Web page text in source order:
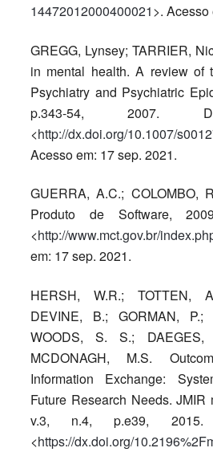
14472012000400021>. Acesso
GREGG, Lynsey; TARRIER,
in mental health. A review of
Psychiatry and Psychiatric
p.343-54, 2007.
<http://dx.doi.org/10.1007/
Acesso em: 17 sep. 2021.
GUERRA, A.C.; COLOMBO,
Produto de Software,
<http://www.mct.gov.br/
em: 17 sep. 2021.
HERSH, W.R.; TOTTEN,
DEVINE, B.; GORMAN, P.;
WOODS, S. S.;
MCDONAGH, M.S.
Information Exchange:
Future Research Needs. JMIR
v.3, n.4, p.e39, 2015.
<https://dx.doi.org/